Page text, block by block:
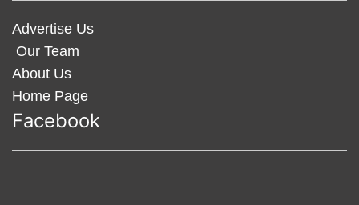
Advertise Us
Our Team
About Us
Home Page
Facebook